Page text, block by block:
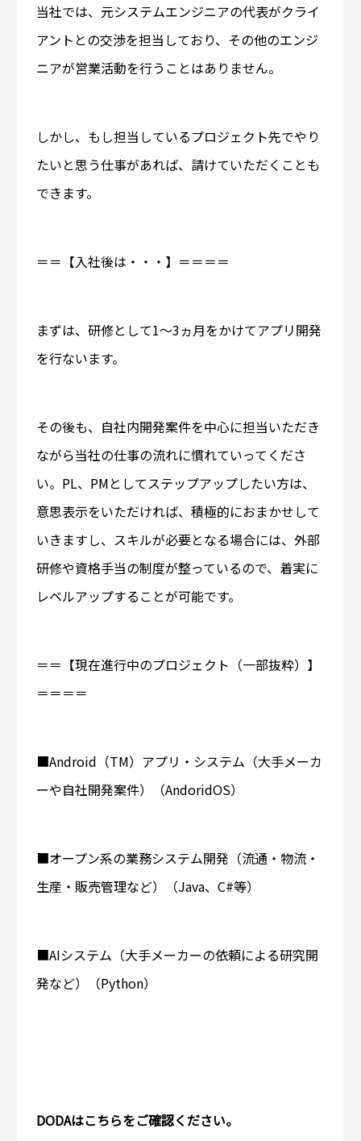
当社では、元システムエンジニアの代表がクライ
アントとの交渉を担当しており、その他のエンジ
ニアが営業活動を行うことはありません。
しかし、もし担当しているプロジェクト先でやり
たいと思う仕事があれば、請けていただくことも
できます。
＝＝【入社後は・・・】＝＝＝＝
まずは、研修として1～3ヵ月をかけてアプリ開発
を行ないます。
その後も、自社内開発案件を中心に担当いただき
ながら当社の仕事の流れに慣れていってくださ
い。PL、PMとしてステップアップしたい方は、
意思表示をいただければ、積極的におまかせして
いきますし、スキルが必要となる場合には、外部
研修や資格手当の制度が整っているので、着実に
レベルアップすることが可能です。
＝＝【現在進行中のプロジェクト（一部抜粋）】
＝＝＝＝
■Android（TM）アプリ・システム（大手メーカ
ーや自社開発案件）（AndoridOS）
■オープン系の業務システム開発（流通・物流・
生産・販売管理など）（Java、C#等）
■AIシステム（大手メーカーの依頼による研究開
発など）（Python）
DODAはこちらをご確認ください。